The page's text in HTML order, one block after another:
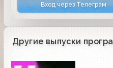
Вход через Телеграм
Другие выпуски